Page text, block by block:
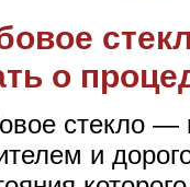
о
стекло —
и